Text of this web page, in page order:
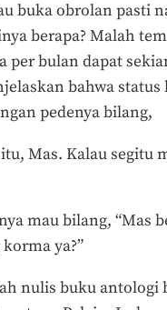
buka obrolan pasti
berapa? Malah
per bulan dapat
bahwa status
pedenya bilang,
Mas. Kalau segitu
mau bilang, “Mas
ya?”
nulis buku antologi